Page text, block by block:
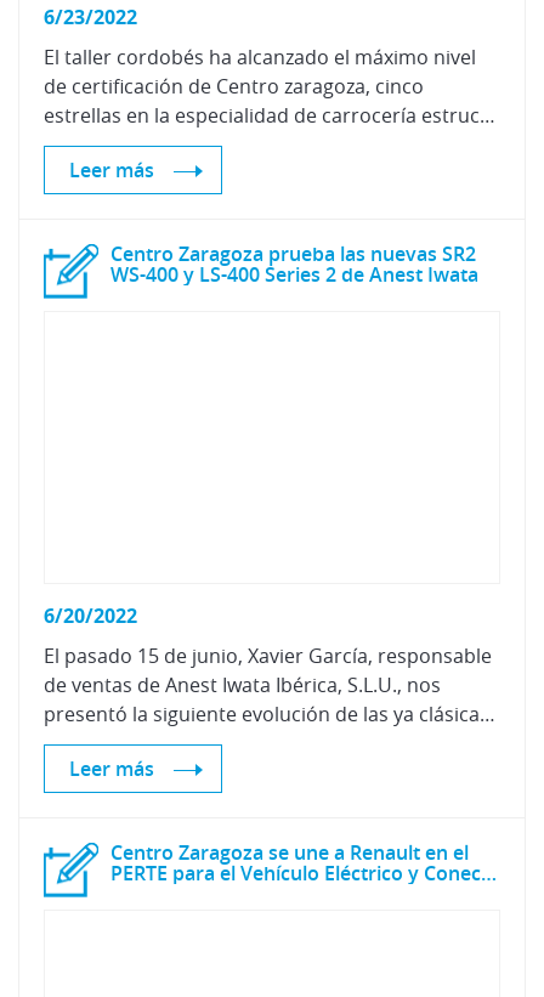
6/23/2022
El taller cordobés ha alcanzado el máximo nivel
de certificación de Centro zaragoza, cinco
estrellas en la especialidad de carrocería estructural y pintura, apostando por las nuevas tecnologías y ofreciendo un mejor servicio a sus clientes.
Leer más
Centro Zaragoza prueba las nuevas SR2
WS-400 y LS-400 Series 2 de Anest Iwata
6/20/2022
El pasado 15 de junio, Xavier García, responsable
de ventas de Anest Iwata Ibérica, S.L.U., nos
presentó la siguiente evolución de las ya clásicas WS-400 y LS-400, las SR2.
Leer más
Centro Zaragoza se une a Renault en el
PERTE para el Vehículo Eléctrico y Conectado